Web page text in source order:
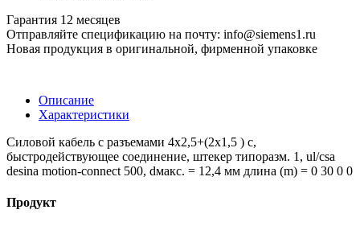
Гарантия 12 месяцев
Отправляйте спецификацию на почту: info@siemens1.ru
Новая продукция в оригинальной, фирменной упаковке
Описание
Характеристики
Силовой кабель с разъемами 4x2,5+(2x1,5 ) c,
быстродействующее соединение, штекер типоразм. 1, ul/csa
desina motion-connect 500, dмакс. = 12,4 мм длина (m) = 0 30 0 0
Продукт